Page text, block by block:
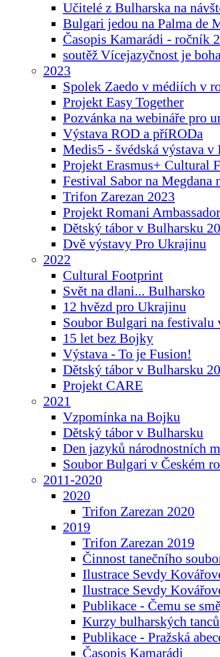
Učitelé z Bulharska na
Bulgari jedou na Palma de
Časopis Kamarádi - ročník
soutěž Vícejazyčnost je
2023
Spolek Zaedo v médiích v
Projekt Easy Together
Pozvánka na webináře pro
Výstava ROD a příRODa
Medis5 - švédská výstava v
Projekt Erasmus+ Cultural
Festival Sabor na Megdana
Trifon Zarezan 2023
Projekt Romani
Dětský tábor v Bulharsku
Dvě výstavy Pro Ukrajinu
2022
Cultural Footprint
Svět na dlani... Bulharsko
12 hvězd pro Ukrajinu
Soubor Bulgari na festivalu
15 let bez Bojky
Výstava - To je Fusion!
Dětský tábor v Bulharsku
Projekt CARE
2021
Vzpomínka na Bojku
Dětský tábor v Bulharsku
Den jazyků národnostních
Soubor Bulgari v Českém
2011-2020
2020
Trifon Zarezan 2020
2019
Trifon Zarezan 2019
Činnost tanečního
Ilustrace Sevdy
Ilustrace Sevdy
Publikace - Čemu se
Kurzy bulharských tanců
Publikace - Pražská
Časopis Kamarádi